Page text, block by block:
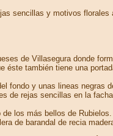
sencillas y motivos
de Villasegura donde
también tiene una
fondo y unas lineas
de rejas sencillas en la
los más bellos de
de barandal de recia